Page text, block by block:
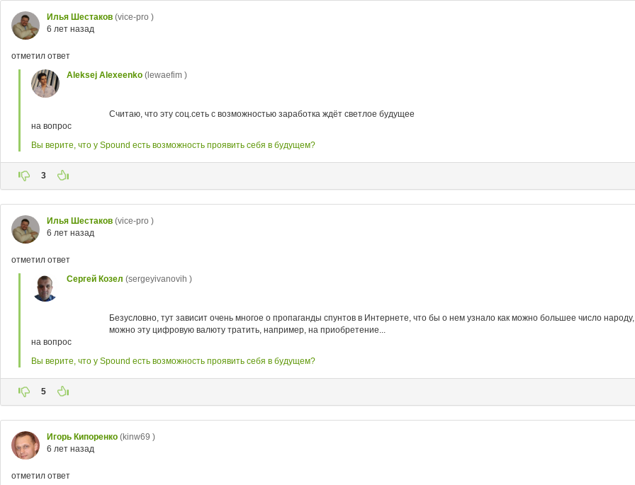
Илья Шестаков (vice-pro )
6 лет назад
отметил ответ
Aleksej Alexeenko (lewaefim )
Считаю, что эту соц.сеть с возможностью заработка ждёт светлое будущее
на вопрос
Вы верите, что у Spound есть возможность проявить себя в будущем?
3
Илья Шестаков (vice-pro )
6 лет назад
отметил ответ
Сергей Козел (sergeyivanovih )
Безусловно, тут зависит очень многое о пропаганды спунтов в Интернете, что бы о нем узнало как можно большее число
можно эту цифровую валюту тратить, например, на приобретение...
на вопрос
Вы верите, что у Spound есть возможность проявить себя в будущем?
5
Игорь Кипоренко (kinw69 )
6 лет назад
отметил ответ